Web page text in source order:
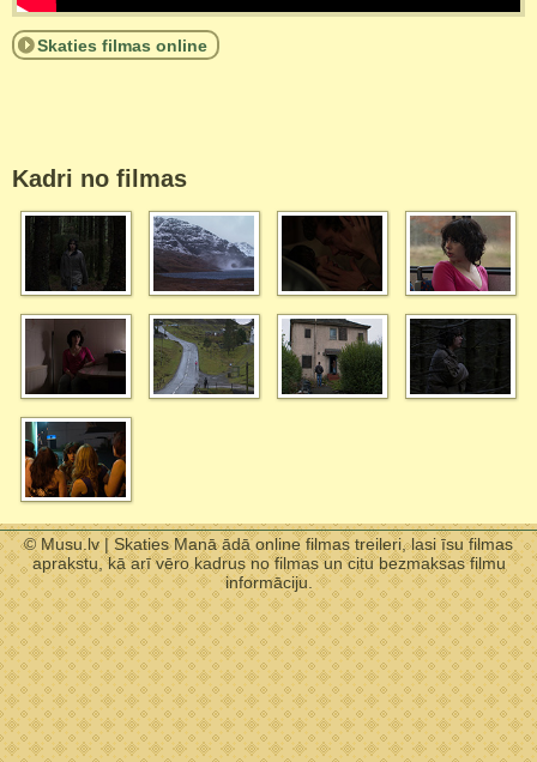
Skaties filmas online
Kadri no filmas
© Musu.lv | Skaties Manā ādā online filmas treileri, lasi īsu filmas
aprakstu, kā arī vēro kadrus no filmas un citu bezmaksas filmu
informāciju.